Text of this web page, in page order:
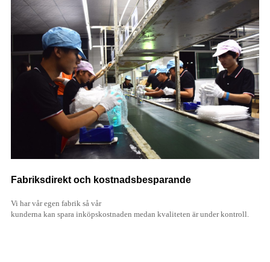
Fabriksdirekt och kostnadsbesparande
Vi har vår egen fabrik så vår
kunderna kan spara inköpskostnaden medan kvaliteten är under kontroll.